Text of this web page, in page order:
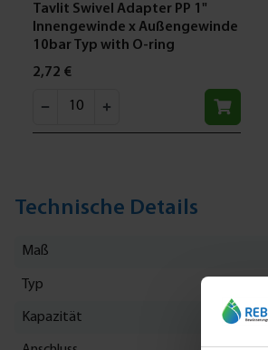
Tavlit Swivel Adapter PP 1"
Innengewinde x Außengewinde
10bar Typ with O-ring
2,72 €
Technische Details
Maß
Typ
Kapazität